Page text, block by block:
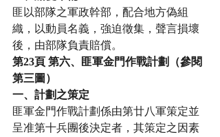
匪以部隊之軍政幹部，配合地方偽組
織，以動員名義，強迫徵集，聲言損壞
後，由部隊負責賠償。
第23頁 第六、匪軍金門作戰計劃（參閱
第三圖）
一、計劃之策定
匪軍金門作戰計劃係由第廿八軍策定並
呈准第十兵團後決定者，其策定之因素